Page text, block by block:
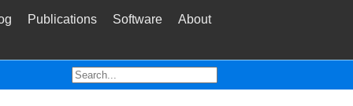
Publications Software About